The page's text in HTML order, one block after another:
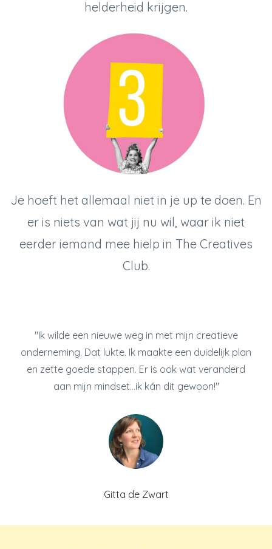
helderheid krijgen.
Je hoeft het allemaal niet in je up te doen. En
er is niets van wat jij nu wil, waar ik niet
eerder iemand mee hielp in The Creatives
Club.
"Ik wilde een nieuwe weg in met mijn creatieve
onderneming. Dat lukte. Ik maakte een duidelijk plan
en zette goede stappen. Er is ook wat veranderd
aan mijn mindset...ik kán dit gewoon!"
Gitta de Zwart